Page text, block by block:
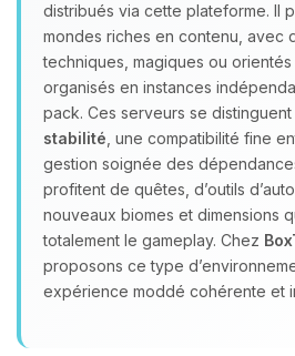
distribués via cette plateforme. Il
mondes riches en contenu, avec
techniques, magiques ou
organisés en instances
pack. Ces serveurs se
stabilité , une compatibilité fine
gestion soignée des
profitent de quêtes, d’outils
nouveaux biomes et dimensions
totalement le gameplay. Chez
proposons ce type
expérience moddé cohérente et
Youpi, enfin
parler ! Moi c’est
assistant BoxToPlay.
tu as besoin et je vais
petits circuits pour
07/08/2026 à 15:49